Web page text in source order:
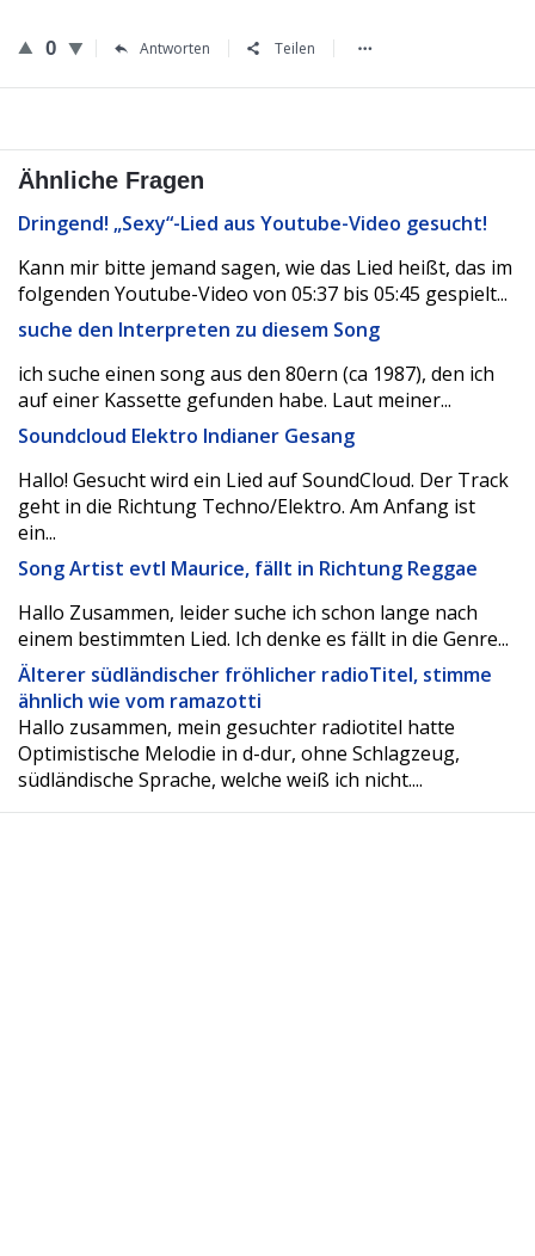
0 Antworten Teilen
Ähnliche Fragen
Dringend! „Sexy“-Lied aus Youtube-Video gesucht!
Kann mir bitte jemand sagen, wie das Lied heißt, das im
folgenden Youtube-Video von 05:37 bis 05:45 gespielt...
suche den Interpreten zu diesem Song
ich suche einen song aus den 80ern (ca 1987), den ich
auf einer Kassette gefunden habe. Laut meiner...
Soundcloud Elektro Indianer Gesang
Hallo! Gesucht wird ein Lied auf SoundCloud. Der Track
geht in die Richtung Techno/Elektro. Am Anfang ist
ein...
Song Artist evtl Maurice, fällt in Richtung Reggae
Hallo Zusammen, leider suche ich schon lange nach
einem bestimmten Lied. Ich denke es fällt in die Genre...
Älterer südländischer fröhlicher radioTitel, stimme
ähnlich wie vom ramazotti
Hallo zusammen, mein gesuchter radiotitel hatte
Optimistische Melodie in d-dur, ohne Schlagzeug,
südländische Sprache, welche weiß ich nicht....